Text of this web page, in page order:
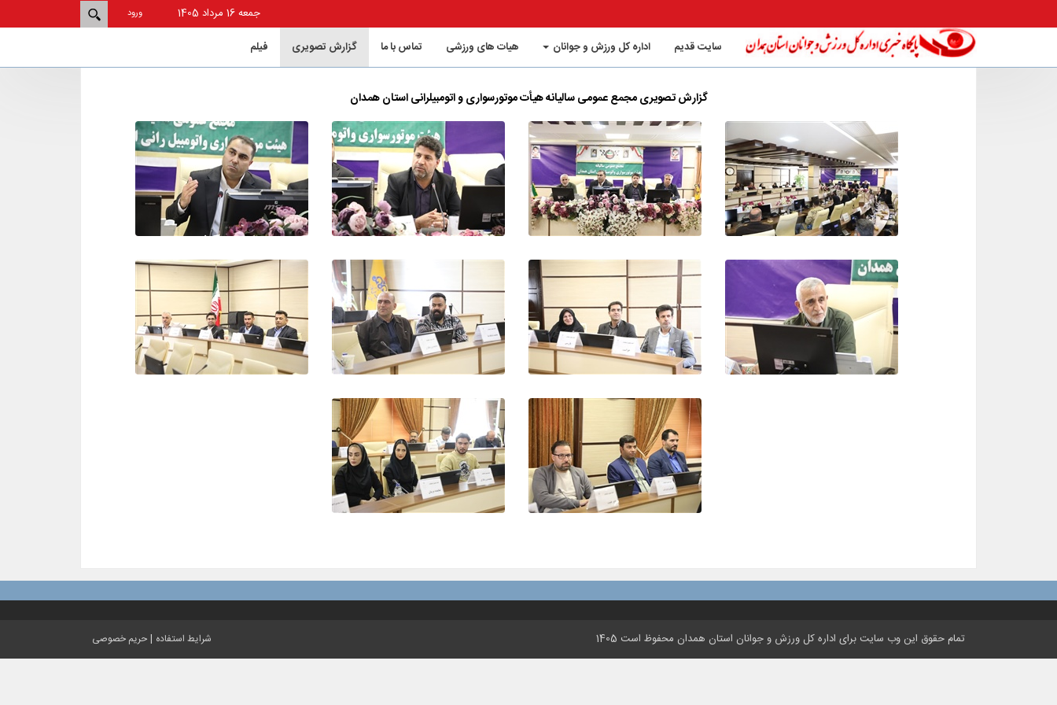
ورود
جمعه 16 مرداد 1405
سایت قدیم
اداره کل ورزش و جوانان هیات های ورزشی تماس با ما گزارش تصویری فيلم
گزارش تصویری مجمع عمومی سالیانه هیأت موتورسواری و اتومبیلرانی استان همدان
تمام حقوق این وب سایت برای اداره کل ورزش و جوانان استان همدان محفوظ است 1405 شرایط استفاده | حریم خصوصی